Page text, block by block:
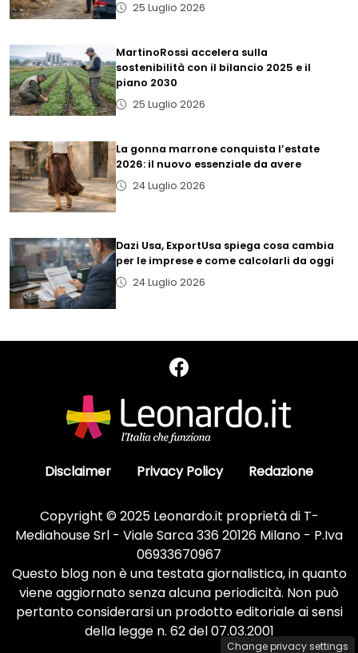
25 Luglio 2026
MartinoRossi accelera sulla
sostenibilità con il bilancio 2025 e il
piano 2030
25 Luglio 2026
La gonna marrone conquista l’estate
2026: il nuovo essenziale da avere
24 Luglio 2026
Dazi Usa, ExportUsa spiega cosa cambia
per le imprese e come calcolarli da oggi
24 Luglio 2026
Disclaimer Privacy Policy Redazione
Copyright © 2025 Leonardo.it proprietà di T-
Mediahouse Srl - Viale Sarca 336 20126 Milano - P.Iva
06933670967
Questo blog non è una testata giornalistica, in quanto
viene aggiornato senza alcuna periodicità. Non può
pertanto considerarsi un prodotto editoriale ai sensi
della legge n. 62 del 07.03.2001
Change privacy settings